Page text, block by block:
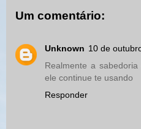
Um comentário:
Unknown 10 de
Realmente a
ele continue te usando
Responder